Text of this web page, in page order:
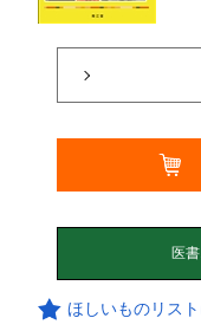
ほしいものリス